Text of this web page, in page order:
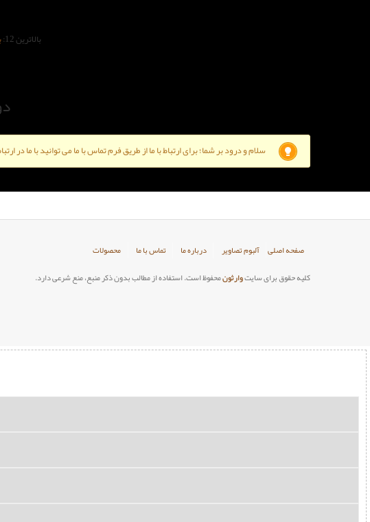
بالاترین 12:
سلام و درود بر شما؛ برای ارتباط با ما از طریق فرم تماس با ما می توانید با ما
صفحه اصلی آلبوم تصاویر درباره ما تماس با ما
محصولات
کلیه حقوق برای سایتوارثونمحفوظ است. استفاده از مطالب بدون ذکر منبع، منع شرعی دارد.